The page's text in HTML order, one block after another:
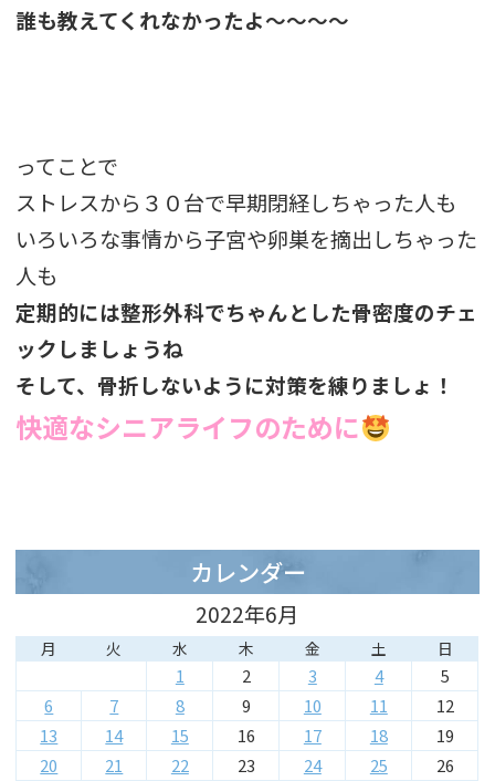
誰も教えてくれなかったよ～～～～
ってことで
ストレスから３０台で早期閉経しちゃった人も
いろいろな事情から子宮や卵巣を摘出しちゃった
人も
定期的には整形外科でちゃんとした骨密度のチェ
ックしましょうね
そして、骨折しないように対策を練りましょ！
快適なシニアライフのために
カレンダー
2022年6月
月 火 水 木 金 土 日
1 2 3 4
5
6
7 8 9 10 11
12
13
14 15 16 17 18
19
20
21 22 23 24 25
26